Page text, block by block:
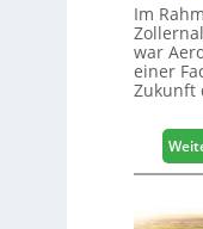
Im
war
einer
Zukunft